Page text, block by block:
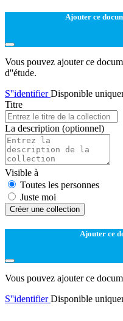
Ajouter ce
Vous pouvez ajouter ce
d''étude.
S''identifierDisponible
Titre
La description (optionnel)
Visible à
Toutes les personnes
Juste moi
Créer une collection
Ajouter ce
Vous pouvez ajouter ce
S''identifierDisponible